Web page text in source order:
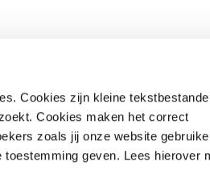
Cookies zijn kleine
Cookies maken het correct
zoals jij onze website
geven. Lees hierover